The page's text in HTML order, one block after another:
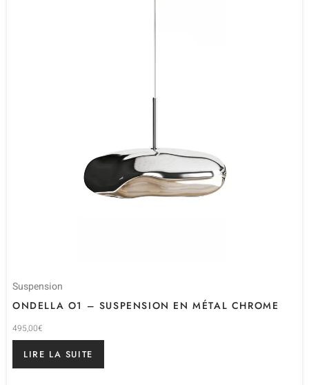
Suspension
ONDELLA O1 – SUSPENSION EN MÉTAL CHROME
495,00€
LIRE LA SUITE